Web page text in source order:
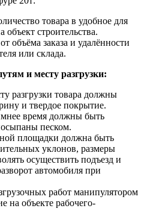
товара в удобное для
объект строительства.
объёма заказа и удалённости
или склада.
и месту разгрузки:
разгрузки товара должны
и твердое покрытие.
время должны быть
песком.
площадки должна быть
уклонов, размеры
осуществить подъезд и
автомобиля при
работ манипулятором
на объекте рабочего-